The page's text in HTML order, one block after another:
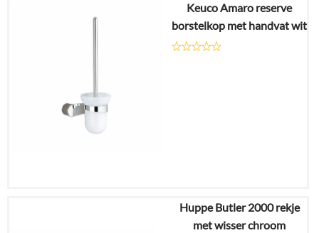
€65,00
€49,02
Keuco Amaro reserve
borstelkop met handvat wit
€51,18
€41,85
Huppe Butler 2000 rekje
met wisser chroom